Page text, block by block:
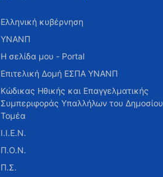
Ελληνική κυβέρνηση
ΥΝΑΝΠ
Η σελίδα μου - Portal
Επιτελική Δομή ΕΣΠΑ ΥΝΑΝΠ
Κώδικας Ηθικής και Επαγγελματικής
Συμπεριφοράς Υπαλλήλων του Δημοσίου
Τομέα
Ι.Ι.Ε.Ν.
Π.Ο.Ν.
Π.Σ.